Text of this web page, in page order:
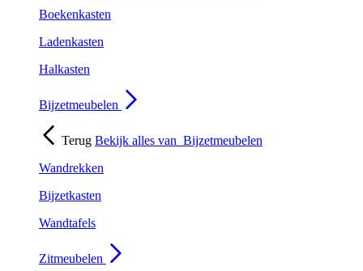
Boekenkasten
Ladenkasten
Halkasten
Bijzetmeubelen
Terug Bekijk alles van Bijzetmeubelen
Wandrekken
Bijzetkasten
Wandtafels
Zitmeubelen